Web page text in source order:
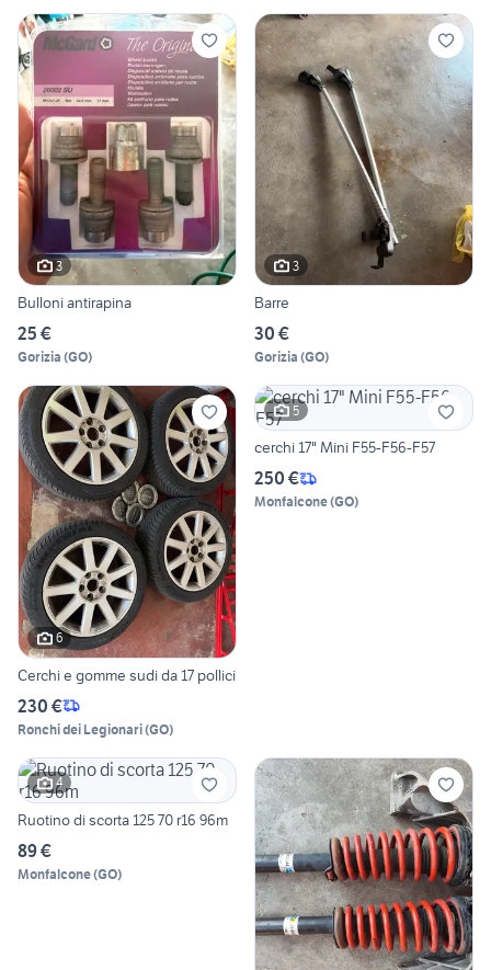
3
Bulloni antirapina
25 €
Gorizia (GO)
3
Barre
30 €
Gorizia (GO)
6
Cerchi e gomme sudi da 17 pollici
230 €
Ronchi dei Legionari(GO)
5
cerchi 17" Mini F55-F56-F57
250 €
Monfalcone(GO)
4
Ruotino di scorta 125 70 r16 96m
89 €
Monfalcone(GO)